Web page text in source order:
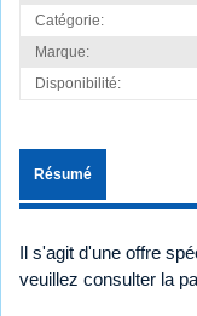
Catégorie:
Marque:
Disponibilité:
Résumé
Il s'agit d'une offre
veuillez consulter la